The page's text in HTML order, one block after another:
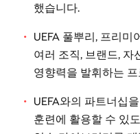
했습니다.
UEFA 풀뿌리, 프리미
여러 조직, 브랜드, 자
영향력을 발휘하는
UEFA와의 파트너십
훈련에 활용할 수 있